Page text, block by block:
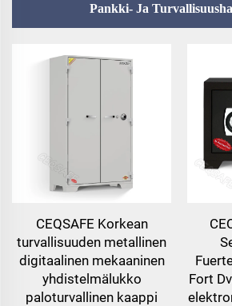
Pankki- Ja
CEQSAFE Korkean
turvallisuuden metallinen
digitaalinen mekaaninen
yhdistelmälukko
paloturvallinen kaappi
Fort